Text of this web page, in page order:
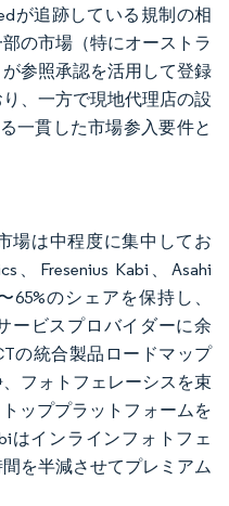
が追跡している規制の相
の市場（特にオーストラ
参照承認を活用して登録
、一方で現地代理店の設
一貫した市場参入要件と
場は中程度に集中してお
、Fresenius Kabi、Asahi
65%のシェアを保持し、
ービスプロバイダーに余
の統合製品ロードマップ
フォトフェレーシスを束
ッププラットフォームを
はインラインフォトフェ
を半減させてプレミアム